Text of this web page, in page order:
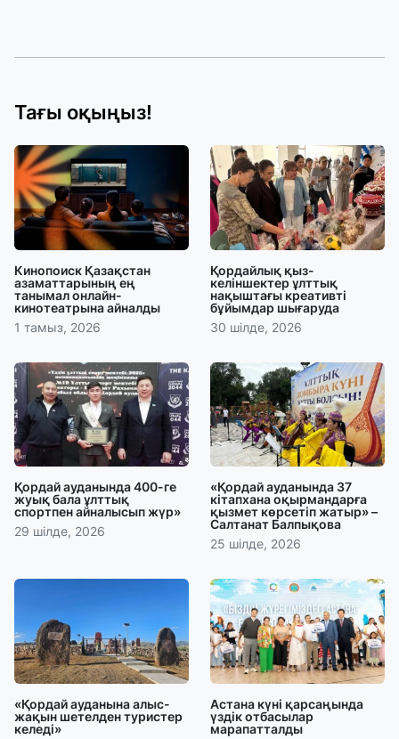
Тағы оқыңыз!
Кинопоиск Қазақстан
азаматтарының ең
танымал онлайн-
кинотеатрына айналды
1 тамыз, 2026
Қордайлық қыз-
келіншектер ұлттық
нақыштағы креативті
бұйымдар шығаруда
30 шілде, 2026
Қордай ауданында 400-ге
жуық бала ұлттық
спортпен айналысып жүр»
29 шілде, 2026
«Қордай ауданында 37
кітапхана оқырмандарға
қызмет көрсетіп жатыр» –
Салтанат Балпықова
25 шілде, 2026
«Қордай ауданына алыс-
жақын шетелден туристер
келеді»
Астана күні қарсаңында
үздік отбасылар
марапатталды